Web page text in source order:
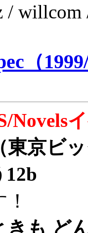
/
（
Novels
京ビ
12b
きも ど